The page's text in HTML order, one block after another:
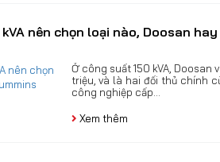
nên chọn loại nào, Doosan
Ở công suất 150 kVA,
triệu, và là hai đối thủ chính
công nghiệp cấp...
Xem thêm